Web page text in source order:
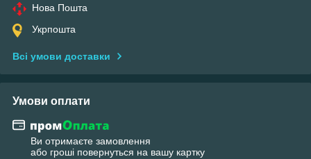
Нова Пошта
Укрпошта
Всі умови доставки
Умови оплати
Ви отримаєте замовлення
або гроші повернуться на вашу картку